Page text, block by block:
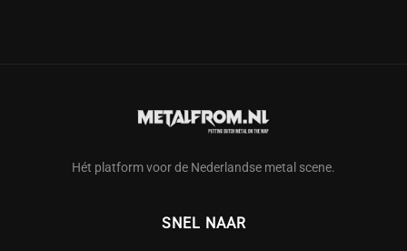
Hét platform voor de Nederlandse metal scene.
SNEL NAAR